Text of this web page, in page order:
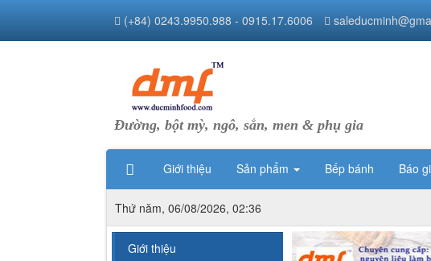
Đường, bột mỳ, ngô, sắn, men & phụ gia
Giới thiệu Sản phẩm Bếp bánh Báo
(+84) 0243.9950.988 - 0915.17.6006
Thứ năm, 06/08/2026, 02:36
Giới thiệu